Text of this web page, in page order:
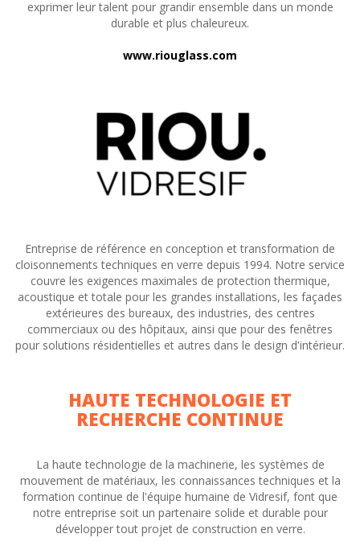
exprimer leur talent pour grandir ensemble dans un monde
durable et plus chaleureux.
www.riouglass.com
Entreprise de référence en conception et transformation de
cloisonnements techniques en verre depuis 1994. Notre service
couvre les exigences maximales de protection thermique,
acoustique et totale pour les grandes installations, les façades
extérieures des bureaux, des industries, des centres
commerciaux ou des hôpitaux, ainsi que pour des fenêtres
pour solutions résidentielles et autres dans le design d'intérieur.
HAUTE TECHNOLOGIE ET
RECHERCHE CONTINUE
La haute technologie de la machinerie, les systèmes de
mouvement de matériaux, les connaissances techniques et la
formation continue de l'équipe humaine de Vidresif, font que
notre entreprise soit un partenaire solide et durable pour
développer tout projet de construction en verre.